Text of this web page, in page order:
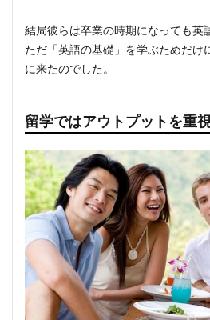
結局彼らは卒業の時期になっても英
ただ「英語の基礎」を学ぶためだけ
に来たのでした。
留学ではアウトプットを重